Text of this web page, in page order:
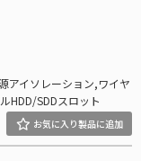
アイソレーション,ワイヤ
HDD/SDDスロット